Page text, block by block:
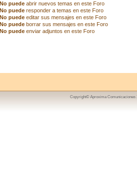
No puedeabrir nuevos temas en este Foro
No puederesponder a temas en este Foro
No puedeeditar sus mensajes en este Foro
No puedeborrar sus mensajes en este Foro
No puedeenviar adjuntos en este Foro
Copyright© Aproxima Comunicaciones